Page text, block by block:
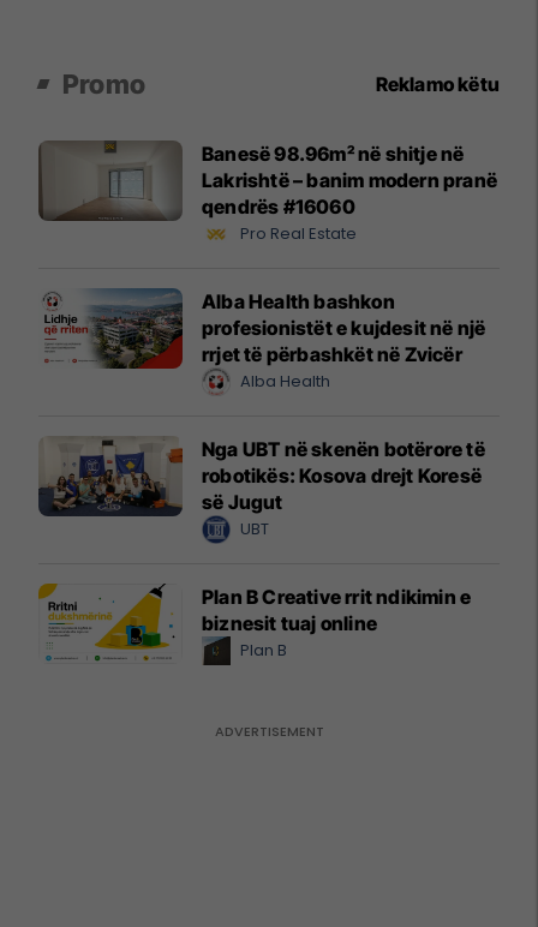
Promo Reklamo këtu
Banesë 98.96m² në shitje në
Lakrishtë – banim modern pranë
qendrës #16060
Pro Real Estate
Alba Health bashkon
profesionistët e kujdesit në një
rrjet të përbashkët në Zvicër
Alba Health
Nga UBT në skenën botërore të
robotikës: Kosova drejt Koresë
së Jugut
UBT
Plan B Creative rrit ndikimin e
biznesit tuaj online
Plan B